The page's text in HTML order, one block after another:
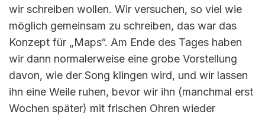
wir schreiben wollen. Wir versuchen, so viel wie
möglich gemeinsam zu schreiben, das war das
Konzept für „Maps“. Am Ende des Tages haben
wir dann normalerweise eine grobe Vorstellung
davon, wie der Song klingen wird, und wir lassen
ihn eine Weile ruhen, bevor wir ihn (manchmal erst
Wochen später) mit frischen Ohren wieder